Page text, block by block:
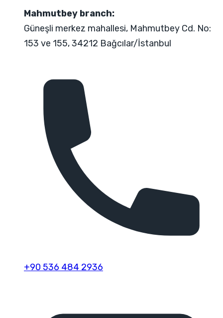
Mahmutbey branch:
Güneşli merkez mahallesi, Mahmutbey Cd. No:
153 ve 155, 34212 Bağcılar/İstanbul
+90 536 484 2936